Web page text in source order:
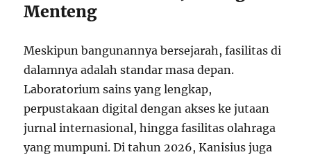
Menteng
Meskipun bangunannya bersejarah, fasilitas di
dalamnya adalah standar masa depan.
Laboratorium sains yang lengkap,
perpustakaan digital dengan akses ke jutaan
jurnal internasional, hingga fasilitas olahraga
yang mumpuni. Di tahun 2026, Kanisius juga